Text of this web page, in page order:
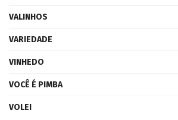
VALINHOS
VARIEDADE
VINHEDO
VOCÊ É PIMBA
VOLEI